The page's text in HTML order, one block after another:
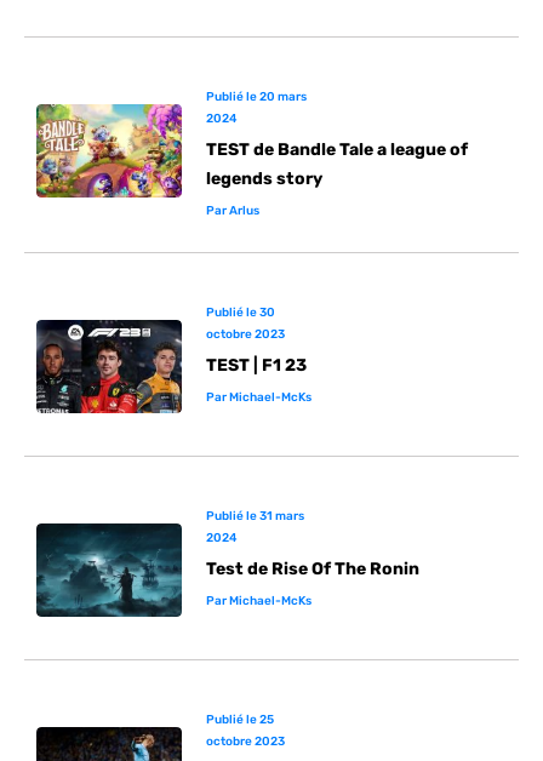
Publié le20 mars
2024
TEST de Bandle Tale a league of
legends story
ParArlus
Publié le30
octobre 2023
TEST | F1 23
ParMichael-McKs
Publié le31 mars
2024
Test de Rise Of The Ronin
ParMichael-McKs
Publié le25
octobre 2023